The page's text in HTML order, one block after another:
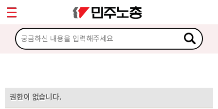
권한이 없습니다.
마이페이지
소개
노동상담